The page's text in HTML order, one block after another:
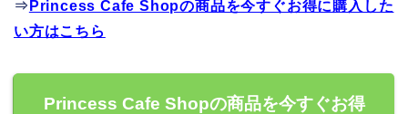
⇒ Princess Cafe Shopの商品を今すぐお得に購入した
い方はこちら
Princess Cafe Shopの商品を今すぐお得